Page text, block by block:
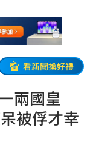
看新聞換好禮
兩國皇
被俘才幸